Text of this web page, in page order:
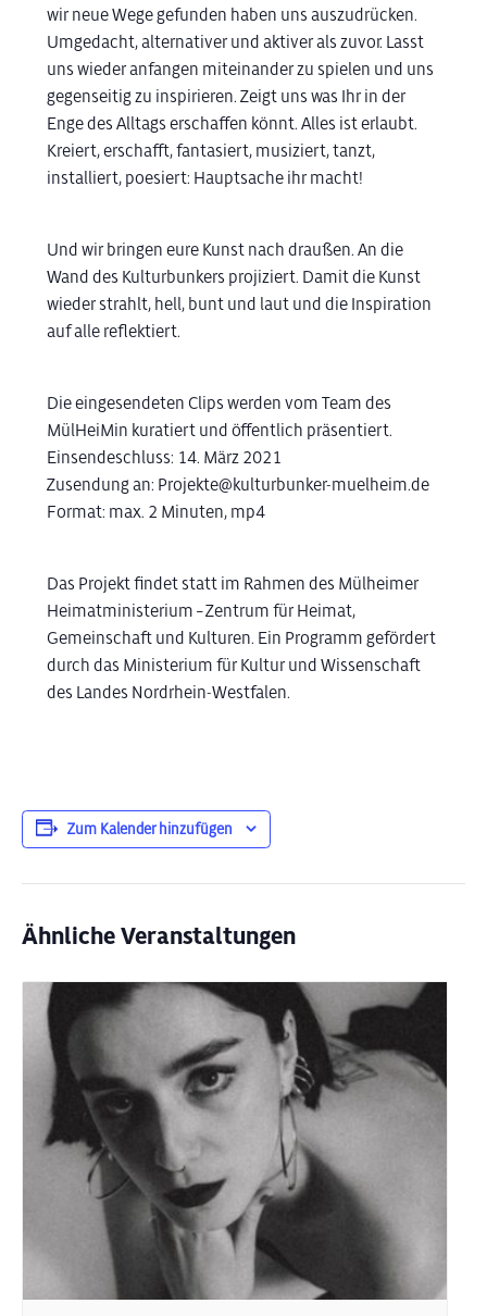
wir neue Wege gefunden haben uns auszudrücken.
Umgedacht, alternativer und aktiver als zuvor. Lasst
uns wieder anfangen miteinander zu spielen und uns
gegenseitig zu inspirieren. Zeigt uns was Ihr in der
Enge des Alltags erschaffen könnt. Alles ist erlaubt.
Kreiert, erschafft, fantasiert, musiziert, tanzt,
installiert, poesiert: Hauptsache ihr macht!
Und wir bringen eure Kunst nach draußen. An die
Wand des Kulturbunkers projiziert. Damit die Kunst
wieder strahlt, hell, bunt und laut und die Inspiration
auf alle reflektiert.
Die eingesendeten Clips werden vom Team des
MülHeiMin kuratiert und öffentlich präsentiert.
Einsendeschluss: 14. März 2021
Zusendung an: Projekte@kulturbunker-muelheim.de
Format: max. 2 Minuten, mp4
Das Projekt findet statt im Rahmen des Mülheimer
Heimatministerium – Zentrum für Heimat,
Gemeinschaft und Kulturen. Ein Programm gefördert
durch das Ministerium für Kultur und Wissenschaft
des Landes Nordrhein-Westfalen.
Zum Kalender hinzufügen
Ähnliche Veranstaltungen